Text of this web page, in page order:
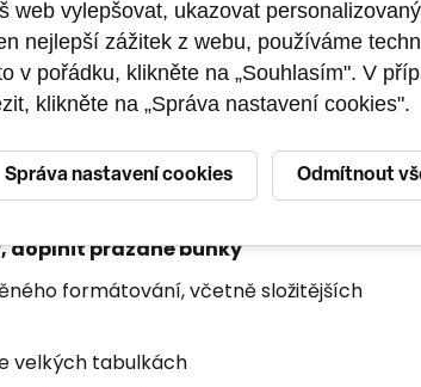
relativní, absolutní nebo smíšenou
bez zbytečných chyb
systému) na přehlednou databázovou
doplnit prázdné buňky
formátování, včetně složitějších
velkých tabulkách
web vylepšovat, ukazovat
nejlepší zážitek z webu, používáme
v pořádku, klikněte na „Souhlasím". V
klikněte na „Správa nastavení cookies".
Správa nastavení cookies Odmítnout